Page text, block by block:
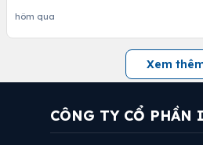
hôm qua
Xem
CÔNG TY CỔ PHẦN